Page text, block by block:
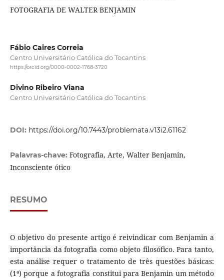
FOTOGRAFIA DE WALTER BENJAMIN
Fábio Caires Correia
Centro Universitário Católica do Tocantins
https://orcid.org/0000-0002-1768-3720
Divino Ribeiro Viana
Centro Universitário Católica do Tocantins
DOI: https://doi.org/10.7443/problemata.v13i2.61162
Palavras-chave: Fotografia, Arte, Walter Benjamin,
Inconsciente ótico
RESUMO
O objetivo do presente artigo é reivindicar com Benjamin a
importância da fotografia como objeto filosófico. Para tanto,
esta análise requer o tratamento de três questões básicas:
(1ª) porque a fotografia constitui para Benjamin um método